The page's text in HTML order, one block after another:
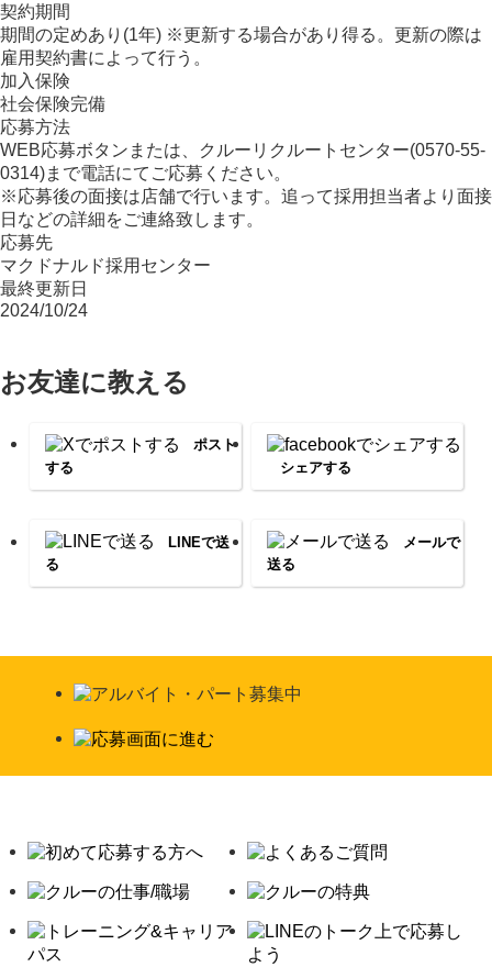
契約期間
期間の定めあり(1年) ※更新する場合があり得る。更新の際は
雇用契約書によって行う。
加入保険
社会保険完備
応募方法
WEB応募ボタンまたは、クルーリクルートセンター(0570-55-
0314)まで電話にてご応募ください。
※応募後の面接は店舗で行います。追って採用担当者より面接
日などの詳細をご連絡致します。
応募先
マクドナルド採用センター
最終更新日
2024/10/24
お友達に教える
ポスト
する
シェアする
LINEで送
る
メールで
送る